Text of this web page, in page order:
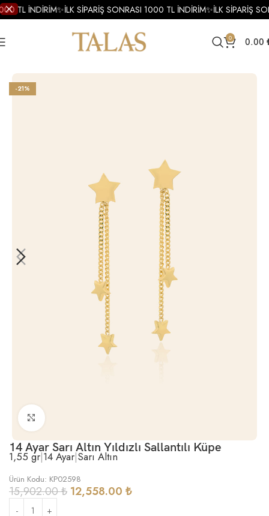
0 0.00
Altın Küpe Altın Tasarım Küpe
-21%
Büyütmek için tıklayın
14 Ayar Sarı Altın Yıldızlı Sallantılı Küpe
1,55 gr|14 Ayar|Sarı Altın
Ürün Kodu: KP02598
15,902.00₺ 12,558.00 ₺
TL İNDİRİM✨İLK SİPARİŞ SONRASI 1000 TL İNDİRİM✨İLK SİPARİŞ